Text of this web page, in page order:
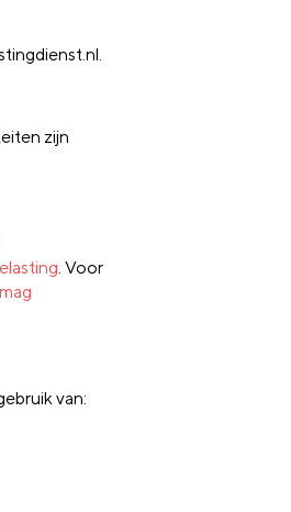
zijn
. Voor
van: